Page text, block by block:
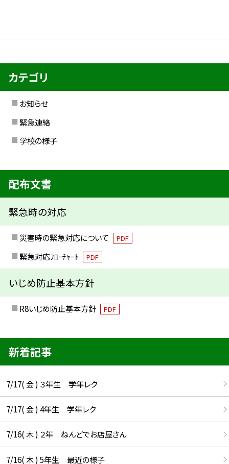
カテゴリ
お知らせ
緊急連絡
学校の様子
配布文書
緊急時の対応
災害時の緊急対応について PDF
緊急対応ﾌﾛｰﾁｬｰﾄ PDF
いじめ防止基本方針
R8いじめ防止基本方針 PDF
新着記事
7/17( 金 ) ３年生 学年レク
7/17( 金 ) 4年生 学年レク
7/16( 木 ) ２年 ねんどでお店屋さん
7/16( 木 ) 5年生 最近の様子